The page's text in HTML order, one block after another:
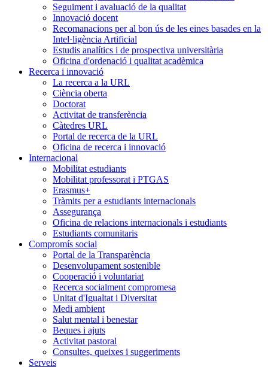
Seguiment i avaluació de la qualitat
Innovació docent
Recomanacions per al bon ús de les eines basades en la
Intel·ligència Artificial
Estudis analítics i de prospectiva universitària
Oficina d'ordenació i qualitat acadèmica
Recerca i innovació
La recerca a la URL
Ciència oberta
Doctorat
Activitat de transferència
Càtedres URL
Portal de recerca de la URL
Oficina de recerca i innovació
Internacional
Mobilitat estudiants
Mobilitat professorat i PTGAS
Erasmus+
Tràmits per a estudiants internacionals
Assegurança
Oficina de relacions internacionals i estudiants
Estudiants comunitaris
Compromís social
Portal de la Transparència
Desenvolupament sostenible
Cooperació i voluntariat
Recerca socialment compromesa
Unitat d'Igualtat i Diversitat
Medi ambient
Salut mental i benestar
Beques i ajuts
Activitat pastoral
Consultes, queixes i suggeriments
Serveis